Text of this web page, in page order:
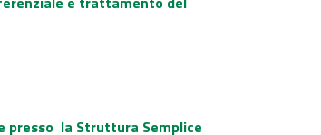
presso la Struttura Semplice